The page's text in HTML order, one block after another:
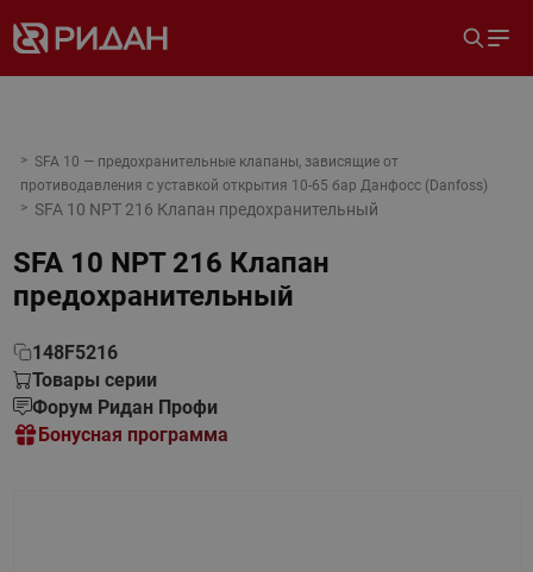
SFA 10 — предохранительные клапаны, зависящие от
противодавления с уставкой открытия 10-65 бар Данфосс (Danfoss)
SFA 10 NPT 216 Клапан предохранительный
SFA 10 NPT 216 Клапан
предохранительный
148F5216
Товары серии
Форум Ридан Профи
Бонусная программа